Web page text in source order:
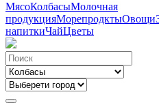
МясоКолбасыМолочная
продукцияМорепродктыОвощи
напиткиЧайЦветы